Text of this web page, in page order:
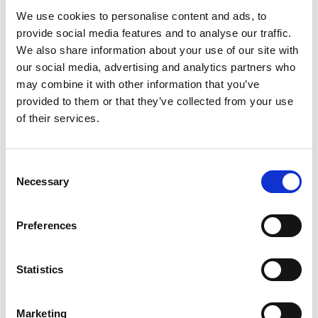
We use cookies to personalise content and ads, to
provide social media features and to analyse our traffic.
We also share information about your use of our site with
our social media, advertising and analytics partners who
may combine it with other information that you’ve
provided to them or that they’ve collected from your use
of their services.
Selection
Necessary
Preferences
Statistics
Marketing
kommer menneskene til live, gående og snakkende,
mens orkesteret spiller og karusellene går.
Les mer om Tivoli
Aktivitetshefte for familier
Hent ut aktivitetshefte for familier i Gjesteservice
eller Multisalen og utforsk bygget! Heftet koster
i utstillingene (barn opp til 18 år går gratis i
Kjøp/hent inngangsbillett